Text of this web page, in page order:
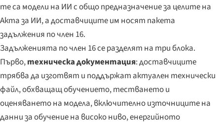
те са модели на ИИ с общо предназначение за целите на
Акта за ИИ, а доставчиците им носят пакета
задължения по член 16.
Задълженията по член 16 се разделят на три блока.
Първо,техническа документация: доставчиците
трябва да изготвят и поддържат актуален технически
файл, обхващащ обучението, тестването и
оценяването на модела, включително източниците на
данни за обучение на високо ниво, енергийното